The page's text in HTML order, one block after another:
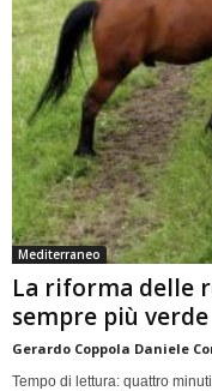
Mediterraneo
La riforma delle
sempre più verde
Gerardo Coppola Daniele
Tempo di lettura: quattro